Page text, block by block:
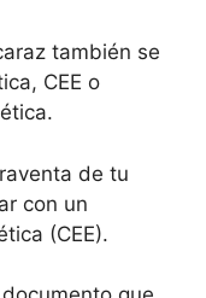
también se
CEE o
de tu
con un
(CEE).